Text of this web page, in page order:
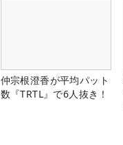
仲宗根澄香が平均パット
数『TRTL』で6人抜き！